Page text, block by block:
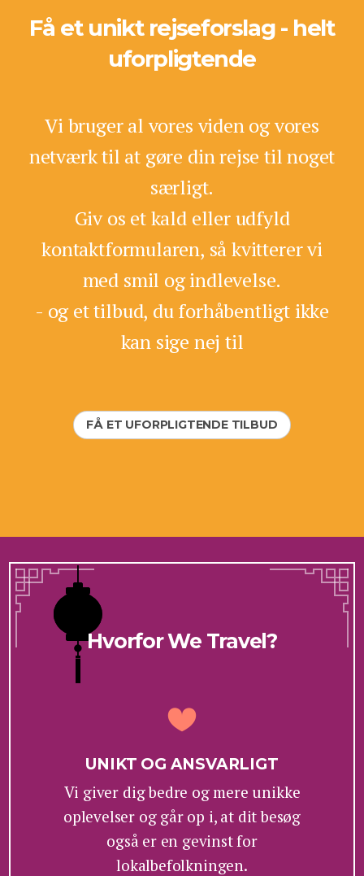
Få et unikt rejseforslag - helt
uforpligtende
Vi bruger al vores viden og vores
netværk til at gøre din rejse til noget
særligt.
Giv os et kald eller udfyld
kontaktformularen, så kvitterer vi
med smil og indlevelse.
- og et tilbud, du forhåbentligt ikke
kan sige nej til
FÅ ET UFORPLIGTENDE TILBUD
Hvorfor We Travel?
UNIKT OG ANSVARLIGT
Vi giver dig bedre og mere unikke
oplevelser og går op i, at dit besøg
også er en gevinst for
lokalbefolkningen.